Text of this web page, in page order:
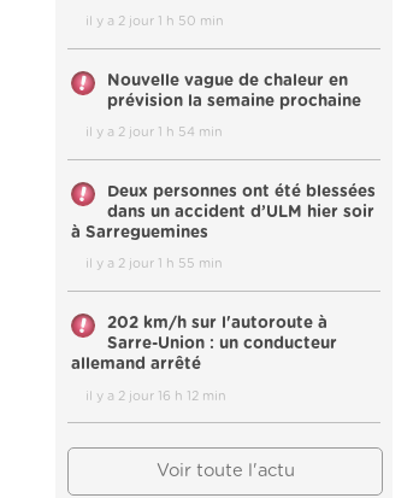
il y a 2 jour 1 h 50 min
Nouvelle vague de chaleur en
prévision la semaine prochaine
il y a 2 jour 1 h 54 min
Deux personnes ont été blessées
dans un accident d’ULM hier soir
à Sarreguemines
il y a 2 jour 1 h 55 min
202 km/h sur l'autoroute à
Sarre-Union : un conducteur
allemand arrêté
il y a 2 jour 16 h 12 min
Voir toute l'actu